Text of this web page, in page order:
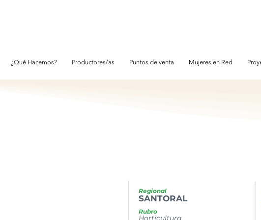
¿Qué Hacemos? Productores/as Puntos de venta Mujeres en Red
SANTORAL
Regional
Horticultura
Rubro